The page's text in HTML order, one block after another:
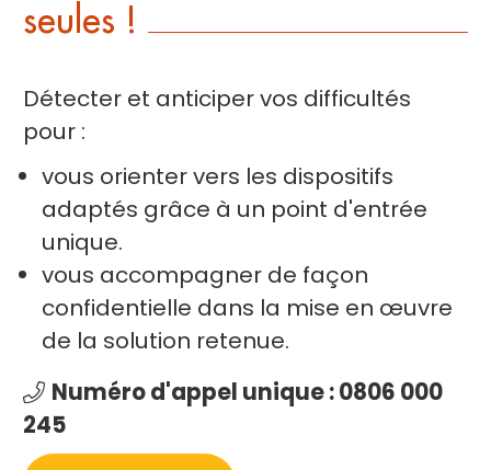
seules !
Détecter et anticiper vos difficultés
pour :
vous orienter vers les dispositifs
adaptés grâce à un point d'entrée
unique.
vous accompagner de façon
confidentielle dans la mise en œuvre
de la solution retenue.
Numéro d'appel unique : 0806 000
245